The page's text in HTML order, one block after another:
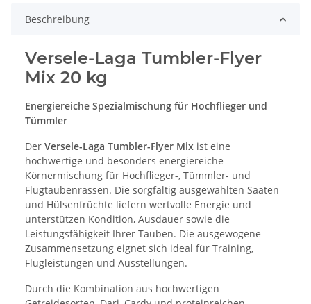
Beschreibung
Versele-Laga Tumbler-Flyer
Mix 20 kg
Energiereiche Spezialmischung für Hochflieger und
Tümmler
Der Versele-Laga Tumbler-Flyer Mix ist eine
hochwertige und besonders energiereiche
Körnermischung für Hochflieger-, Tümmler- und
Flugtaubenrassen. Die sorgfältig ausgewählten Saaten
und Hülsenfrüchte liefern wertvolle Energie und
unterstützen Kondition, Ausdauer sowie die
Leistungsfähigkeit Ihrer Tauben. Die ausgewogene
Zusammensetzung eignet sich ideal für Training,
Flugleistungen und Ausstellungen.
Durch die Kombination aus hochwertigen